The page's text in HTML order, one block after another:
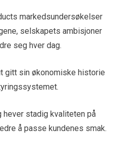
markedsundersøkelser
selskapets ambisjoner
seg hver dag.
gitt sin økonomiske historie
hever stadig kvaliteten på
å passe kundenes smak.